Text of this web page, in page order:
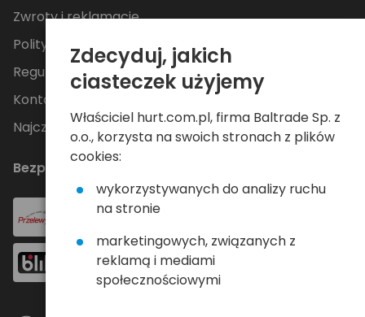
Zwroty i reklamacje
Polityka Prywatności
Regulamin
Kontakt
Najczęściej zadawane pytania
Bezpieczne płatności
Zdecyduj, jakich
ciasteczek użyjemy
Właściciel hurt.com.pl, firma Baltrade Sp. z
o.o., korzysta na swoich stronach z plików
cookies:
wykorzystywanych do analizy ruchu
na stronie
marketingowych, związanych z
reklamą i mediami
społecznościowymi